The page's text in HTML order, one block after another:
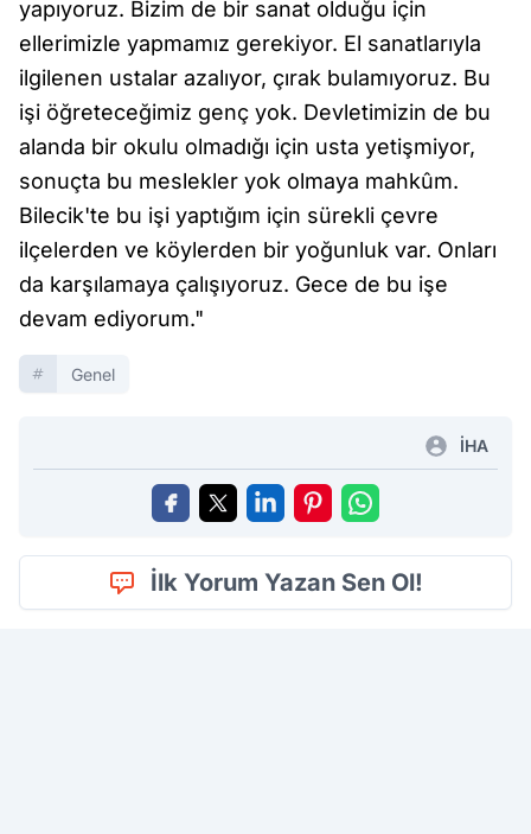
yapıyoruz. Bizim de bir sanat olduğu için
ellerimizle yapmamız gerekiyor. El sanatlarıyla
ilgilenen ustalar azalıyor, çırak bulamıyoruz. Bu
işi öğreteceğimiz genç yok. Devletimizin de bu
alanda bir okulu olmadığı için usta yetişmiyor,
sonuçta bu meslekler yok olmaya mahkûm.
Bilecik'te bu işi yaptığım için sürekli çevre
ilçelerden ve köylerden bir yoğunluk var. Onları
da karşılamaya çalışıyoruz. Gece de bu işe
devam ediyorum."
Genel
İHA
İlk Yorum Yazan Sen Ol!